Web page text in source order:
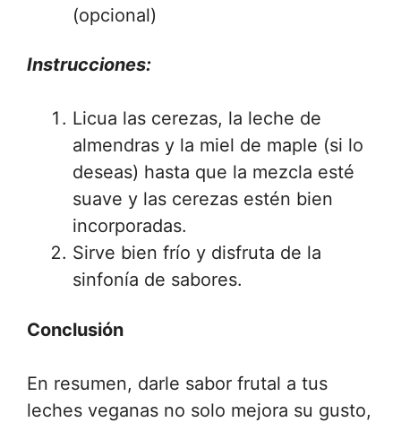
(opcional)
Instrucciones:
Licua las cerezas, la leche de
almendras y la miel de maple (si lo
deseas) hasta que la mezcla esté
suave y las cerezas estén bien
incorporadas.
Sirve bien frío y disfruta de la
sinfonía de sabores.
Conclusión
En resumen, darle sabor frutal a tus
leches veganas no solo mejora su gusto,